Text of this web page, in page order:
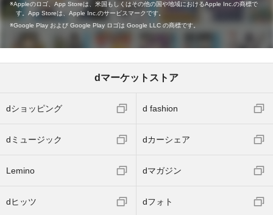
Appleのロゴ、App Storeは、米国もしくはその他の国や地域におけるApple Inc.の商標で
す。App Storeは、Apple Inc.のサービスマークです。
Google Play および Google Play ロゴは Google LLC の商標です。
dマーケットストア
dショッピング d fashion
dミュージック dカーシェア
Lemino dマガジン
dヒッツ dフォト